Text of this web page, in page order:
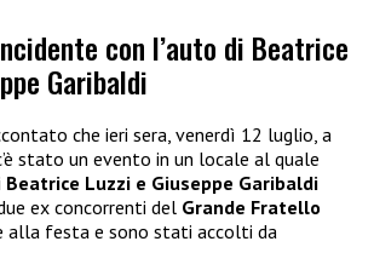
con l’auto di Beatrice
Garibaldi
che ieri sera, venerdì 12 luglio, a
stato un evento in un locale al quale
Beatrice Luzzi e Giuseppe Garibaldi
ex concorrenti del Grande Fratello
alla festa e sono stati accolti da